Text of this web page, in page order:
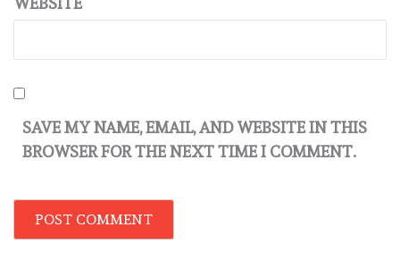
SAVE MY NAME, EMAIL, AND WEBSITE IN THIS
BROWSER FOR THE NEXT TIME I COMMENT.